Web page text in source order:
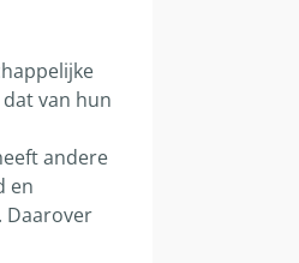
van hun
andere
en
Daarover